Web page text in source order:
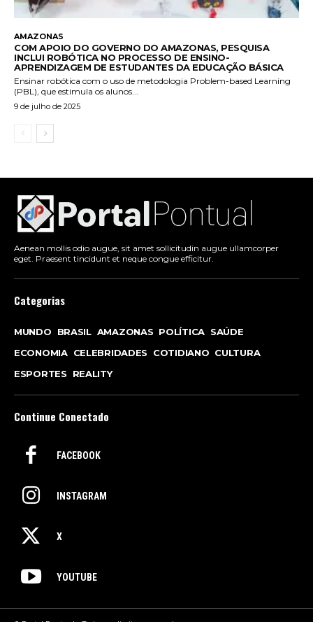
AMAZONAS
COM APOIO DO GOVERNO DO AMAZONAS, PESQUISA
INCLUI ROBÓTICA NO PROCESSO DE ENSINO-
APRENDIZAGEM DE ESTUDANTES DA EDUCAÇÃO BÁSICA
Ensinar robótica com o uso de metodologia Problem-based Learning
(PBL), que estimula os alunos...
9 de julho de 2025
Aenean mollis odio augue, sit amet sollicitudin augue ullamcorper
eget. Praesent tincidunt et neque congue efficitur.
Categorias
MUNDO BRASIL AMAZONAS POLÍTICA SAÚDE
ECONOMIA CELEBRIDADES COTIDIANO CULTURA
ESPORTES
REALITY
Continue Conectado
FACEBOOK
INSTAGRAM
X
YOUTUBE